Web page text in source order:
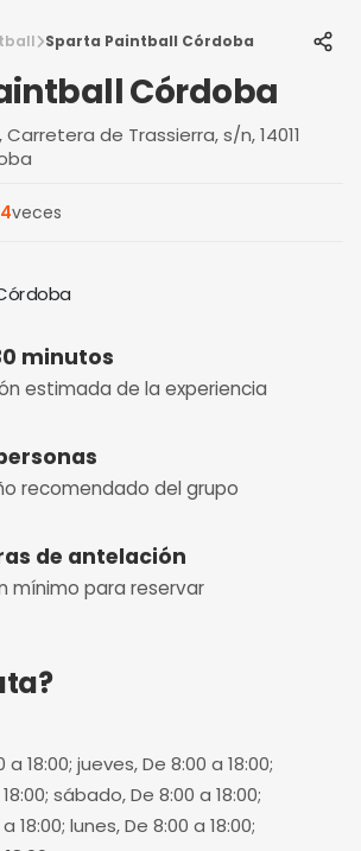
Sparta Paintball Córdoba
Córdoba
de Trassierra, s/n, 14011
veces
minutos
estimada de la experiencia
recomendado del grupo
de antelación
mínimo para reservar
18:00; jueves, De 8:00 a 18:00;
sábado, De 8:00 a 18:00;
18:00; lunes, De 8:00 a 18:00;